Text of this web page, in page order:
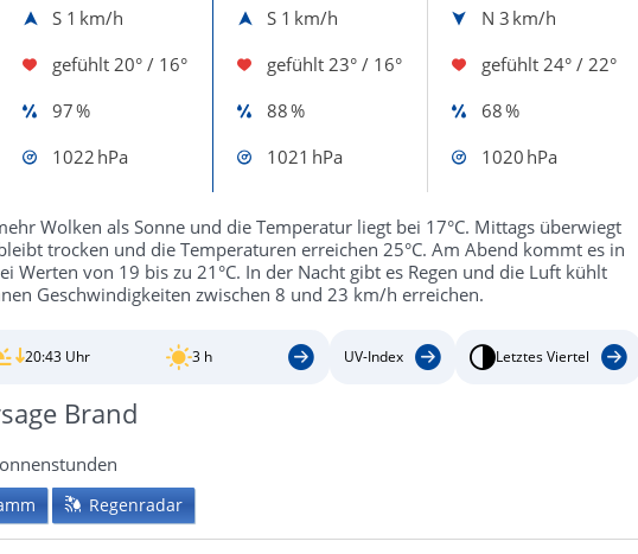
S 1 km/h S 1 km/h N 3 km/h
gefühlt 20° / 16° gefühlt 23° / 16° gefühlt 24° / 22°
97 % 88 %
68 %
1022 hPa 1021 hPa 1020 hPa
Wolken als Sonne und die Temperatur liegt bei 17°C. Mittags überwiegt
trocken und die Temperaturen erreichen 25°C. Am Abend kommt es in
Werten von 19 bis zu 21°C. In der Nacht gibt es Regen und die Luft kühlt
Geschwindigkeiten zwischen 8 und 23 km/h erreichen.
20:43 Uhr 3 h UV-Index Letztes Viertel
Brand
Regenradar